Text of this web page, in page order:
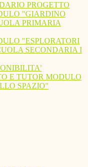
PROGETTO
"GIARDINO
PRIMARIA
"ESPLORATORI
SECONDARIA I
E TUTOR MODULO
SPAZIO"